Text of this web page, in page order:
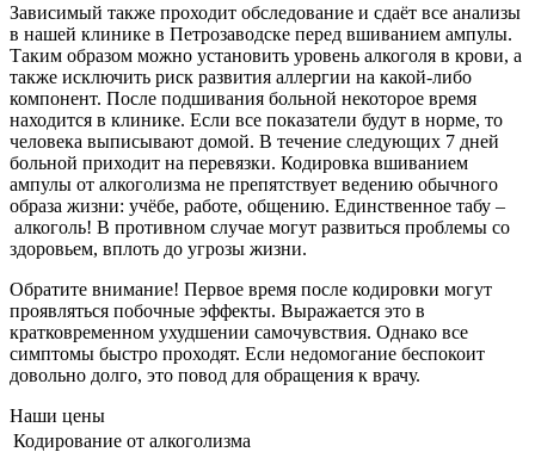
Зависимый также проходит обследование и сдаёт все анализы
в нашей клинике в Петрозаводске перед вшиванием ампулы.
Таким образом можно установить уровень алкоголя в крови, а
также исключить риск развития аллергии на какой-либо
компонент. После подшивания больной некоторое время
находится в клинике. Если все показатели будут в норме, то
человека выписывают домой. В течение следующих 7 дней
больной приходит на перевязки. Кодировка вшиванием
ампулы от алкоголизма не препятствует ведению обычного
образа жизни: учёбе, работе, общению. Единственное табу –
алкоголь! В противном случае могут развиться проблемы со
здоровьем, вплоть до угрозы жизни.
Обратите внимание! Первое время после кодировки могут
проявляться побочные эффекты. Выражается это в
кратковременном ухудшении самочувствия. Однако все
симптомы быстро проходят. Если недомогание беспокоит
довольно долго, это повод для обращения к врачу.
Наши цены
Кодирование от алкоголизма